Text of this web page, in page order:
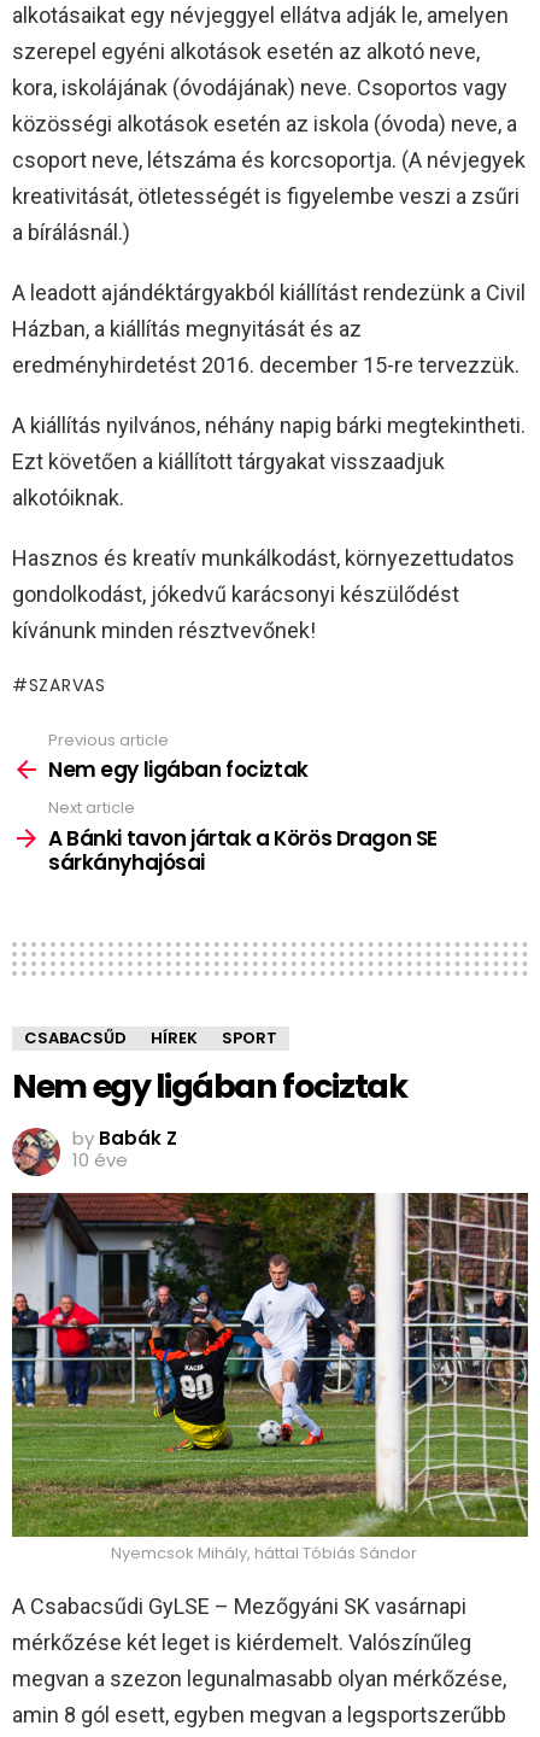
alkotásaikat egy névjeggyel ellátva adják le, amelyen
szerepel egyéni alkotások esetén az alkotó neve,
kora, iskolájának (óvodájának) neve. Csoportos vagy
közösségi alkotások esetén az iskola (óvoda) neve, a
csoport neve, létszáma és korcsoportja. (A névjegyek
kreativitását, ötletességét is figyelembe veszi a zsűri
a bírálásnál.)
A leadott ajándéktárgyakból kiállítást rendezünk a Civil
Házban, a kiállítás megnyitását és az
eredményhirdetést 2016. december 15-re tervezzük.
A kiállítás nyilvános, néhány napig bárki megtekintheti.
Ezt követően a kiállított tárgyakat visszaadjuk
alkotóiknak.
Hasznos és kreatív munkálkodást, környezettudatos
gondolkodást, jókedvű karácsonyi készülődést
kívánunk minden résztvevőnek!
SZARVAS
more
Previous article
Nem egy ligában fociztak
Next article
A Bánki tavon jártak a Körös Dragon SE
sárkányhajósai
CSABACSŰD HÍREK SPORT
Nem egy ligában fociztak
by Babák Z
10 éve
Nyemcsok Mihály, háttal Tóbiás Sándor
A Csabacsűdi GyLSE – Mezőgyáni SK vasárnapi
mérkőzése két leget is kiérdemelt. Valószínűleg
megvan a szezon legunalmasabb olyan mérkőzése,
amin 8 gól esett, egyben megvan a legsportszerűbb